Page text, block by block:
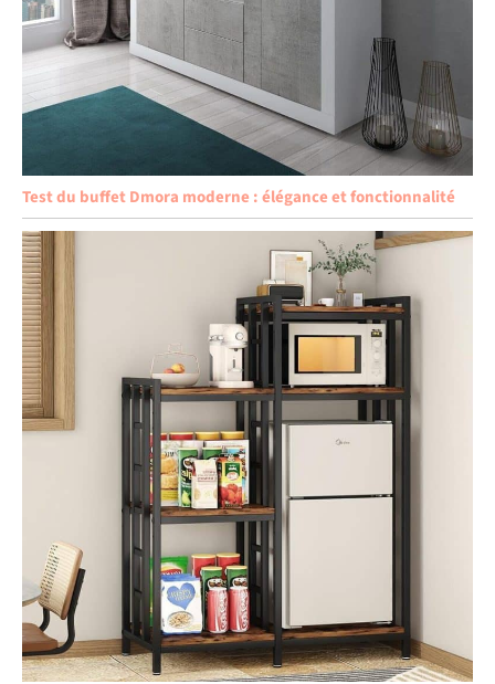
Test du buffet Dmora moderne : élégance et fonctionnalité